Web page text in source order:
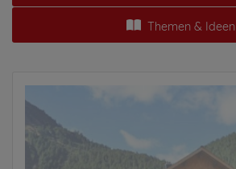
Themen & Ideen